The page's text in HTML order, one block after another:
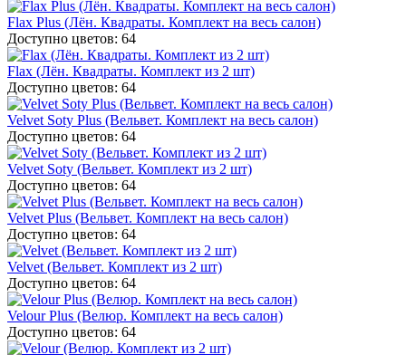
Flax Plus (Лён. Квадраты. Комплект на весь салон)
Доступно цветов: 64
Flax (Лён. Квадраты. Комплект из 2 шт)
Доступно цветов: 64
Velvet Soty Plus (Вельвет. Комплект на весь салон)
Доступно цветов: 64
Velvet Soty (Вельвет. Комплект из 2 шт)
Доступно цветов: 64
Velvet Plus (Вельвет. Комплект на весь салон)
Доступно цветов: 64
Velvet (Вельвет. Комплект из 2 шт)
Доступно цветов: 64
Velour Plus (Велюр. Комплект на весь салон)
Доступно цветов: 64